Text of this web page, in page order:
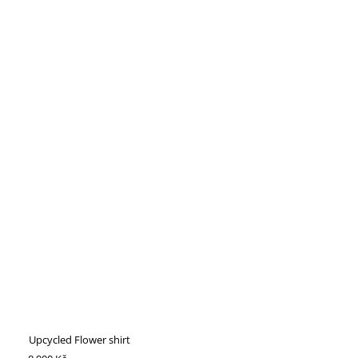
Upcycled Flower shirt